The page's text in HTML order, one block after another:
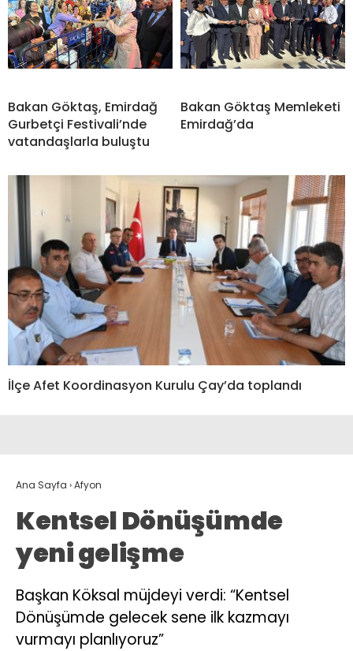
Bakan Göktaş, Emirdağ
Gurbetçi Festivali’nde
vatandaşlarla buluştu
Bakan Göktaş Memleketi
Emirdağ’da
İlçe Afet Koordinasyon Kurulu Çay’da toplandı
Ana Sayfa ›Afyon
Kentsel Dönüşümde
yeni gelişme
Başkan Köksal müjdeyi verdi: “Kentsel
Dönüşümde gelecek sene ilk kazmayı
vurmayı planlıyoruz”